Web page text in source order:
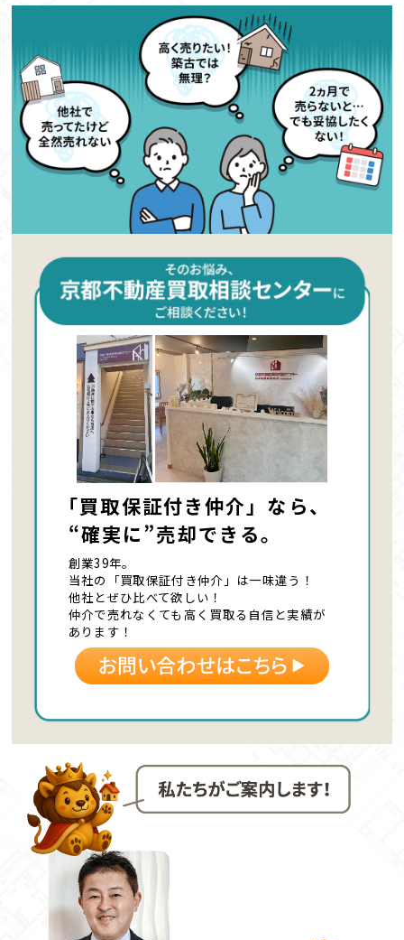
「買取保証付き仲介」なら、
“確実に”売却できる。
創業39年。
当社の「買取保証付き仲介」は一味違う！
他社とぜひ比べて欲しい！
仲介で売れなくても高く買取る自信と実績が
あります！